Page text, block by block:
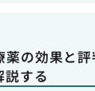
薬の効果と
説する